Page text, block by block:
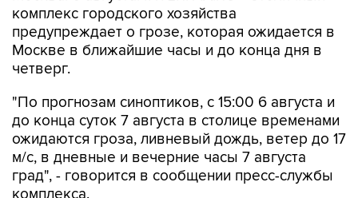
комплекс городского хозяйства
предупреждает о грозе, которая ожидается в
Москве в ближайшие часы и до конца дня в
четверг.
"По прогнозам синоптиков, с 15:00 6 августа и
до конца суток 7 августа в столице временами
ожидаются гроза, ливневый дождь, ветер до 17
м/с, в дневные и вечерние часы 7 августа
град", - говорится в сообщении пресс-службы